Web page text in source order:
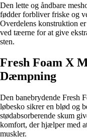
Den lette og åndbare
fødder forbliver friske og
Overdelens konstruktion
ved tæerne for at give
sten.
Fresh Foam X
Dæmpning
Den banebrydende Fresh
løbesko sikrer en blød og
stødabsorberende skum
komfort, der hjælper med
muskler.